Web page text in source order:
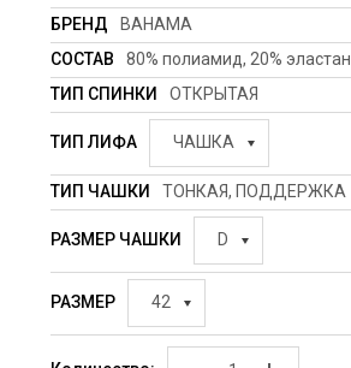
БРЕНД
BAHAMA
СОСТАВ
80% полиамид, 20% эластан
ТИП СПИНКИ
ОТКРЫТАЯ
ТИП ЛИФА ЧАШКА
ТИП ЧАШКИ ТОНКАЯ, ПОДДЕРЖКА
РАЗМЕР ЧАШКИ D
РАЗМЕР 42